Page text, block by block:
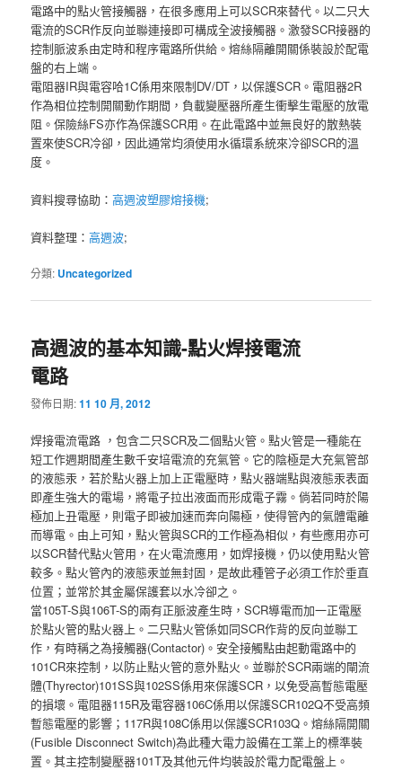
電路中的點火管接觸器，在很多應用上可以SCR來替代。以二只大
電流的SCR作反向並聯連接即可構成全波接觸器。激發SCR接器的
控制脈波系由定時和程序電路所供給。熔絲隔離開關係裝設於配電
盤的右上端。
電阻器IR與電容哈1C係用來限制DV/DT，以保護SCR。電阻器2R
作為相位控制開關動作期間，負載變壓器所產生衝擊生電壓的放電
阻。保險絲FS亦作為保護SCR用。在此電路中並無良好的散熱裝
置來使SCR冷卻，因此通常均須使用水循環系統來冷卻SCR的溫
度。
資料搜尋協助：高週波塑膠熔接機;
資料整理：高週波;
分類: Uncategorized
高週波的基本知識-點火焊接電流
電路
發佈日期:11 10 月, 2012
焊接電流電路 ，包含二只SCR及二個點火管。點火管是一種能在
短工作週期間產生數千安培電流的充氣管。它的陰極是大充氣管部
的液態汞，若於點火器上加上正電壓時，點火器端點與液態汞表面
即產生強大的電場，將電子拉出液面而形成電子霧。倘若同時於陽
極加上丑電壓，則電子即被加速而奔向陽極，使得管內的氣體電離
而導電。由上可知，點火管與SCR的工作極為相似，有些應用亦可
以SCR替代點火管用，在火電流應用，如焊接機，仍以使用點火管
較多。點火管內的液態汞並無封固，是故此種管子必須工作於垂直
位置；並常於其金屬保護套以水冷卻之。
當105T-S與106T-S的兩有正脈波產生時，SCR導電而加一正電壓
於點火管的點火器上。二只點火管係如同SCR作背的反向並聯工
作，有時稱之為接觸器(Contactor)。安全接觸點由起動電路中的
101CR來控制，以防止點火管的意外點火。並聯於SCR兩端的閘流
體(Thyrector)101SS與102SS係用來保護SCR，以免受高暫態電壓
的損壞。電阻器115R及電容器106C係用以保護SCR102Q不受高頻
暫態電壓的影響；117R與108C係用以保護SCR103Q。熔絲隔開關
(Fusible Disconnect Switch)為此種大電力設備在工業上的標準裝
置。其主控制變壓器101T及其他元件均裝設於電力配電盤上。